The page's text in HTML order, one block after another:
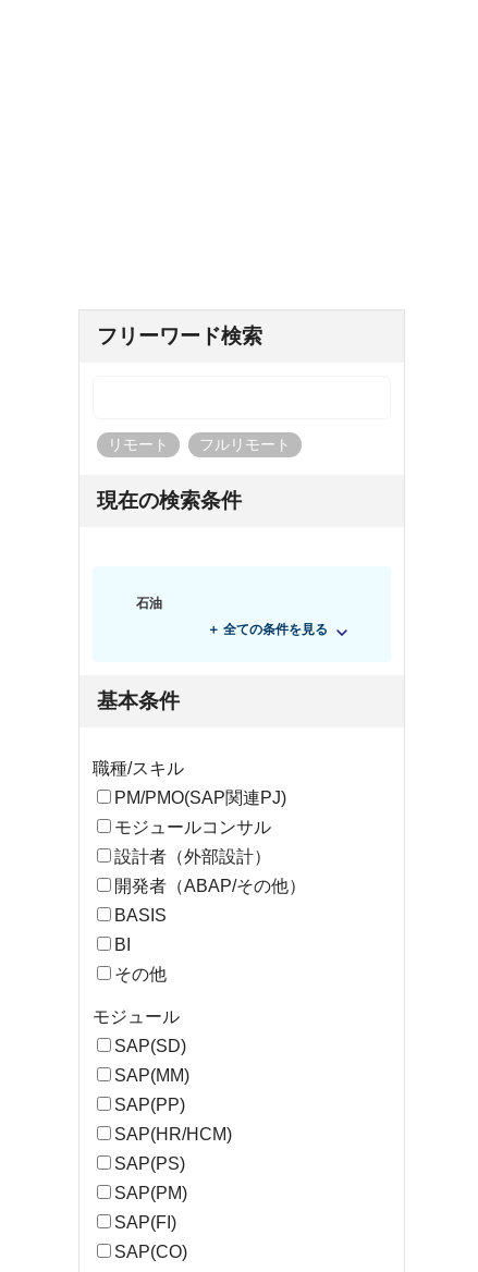
フリーワード検索
リモート フルリモート
現在の検索条件
石油
＋ 全ての条件を見る
基本条件
職種/スキル
PM/PMO(SAP関連PJ)
モジュールコンサル
設計者（外部設計）
開発者（ABAP/その他）
BASIS
BI
その他
モジュール
SAP(SD)
SAP(MM)
SAP(PP)
SAP(HR/HCM)
SAP(PS)
SAP(PM)
SAP(FI)
SAP(CO)